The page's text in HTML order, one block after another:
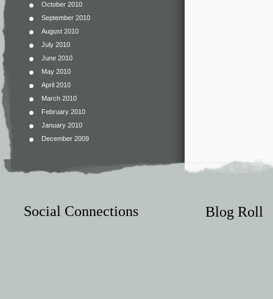
October 2010
September 2010
August 2010
July 2010
June 2010
May 2010
April 2010
March 2010
February 2010
January 2010
December 2009
Social Connections Blog Roll